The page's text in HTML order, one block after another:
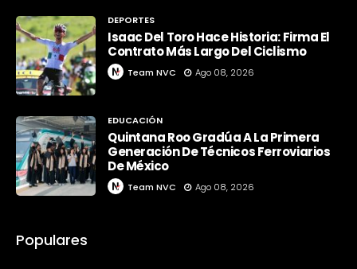
DEPORTES
Isaac Del Toro Hace Historia: Firma El
Contrato Más Largo Del Ciclismo
Team NVC Ago 08, 2026
EDUCACIÓN
Quintana Roo Gradúa A La Primera
Generación De Técnicos Ferroviarios
De México
Team NVC Ago 08, 2026
Populares